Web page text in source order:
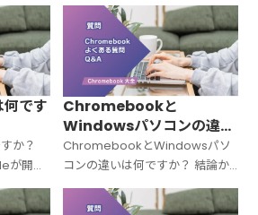
です
か？
開発
ーム
パソコ
Chromebookと
Windowsパソコンの違い
は何ですか？
ChromebookとWindowsパソ
コンの違いは何ですか？ 結論か
ら言うと、Chromebookと
Windowsパソコンは「OSが違